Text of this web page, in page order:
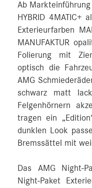
Ab
HYBRID 4MATIC+
Exterieurfarben
MANUFAKTUR
Folierung mit
optisch die
AMG
schwarz matt
Felgenhörnern
tragen ein
dunklen Look
Bremssättel mit
Das AMG Night-
Night-Paket